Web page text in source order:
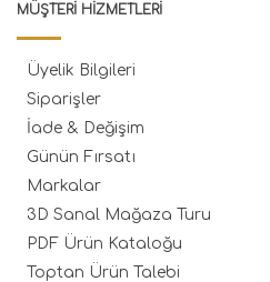
MÜŞTERI HIZMETLERI
Üyelik Bilgileri
Siparişler
İade & Değişim
Günün Fırsatı
Markalar
3D Sanal Mağaza Turu
PDF Ürün Kataloğu
Toptan Ürün Talebi